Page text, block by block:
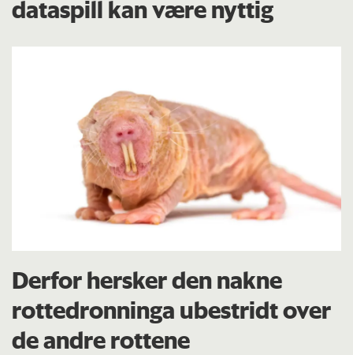
dataspill kan være nyttig
Derfor hersker den nakne
rottedronninga ubestridt over
de andre rottene